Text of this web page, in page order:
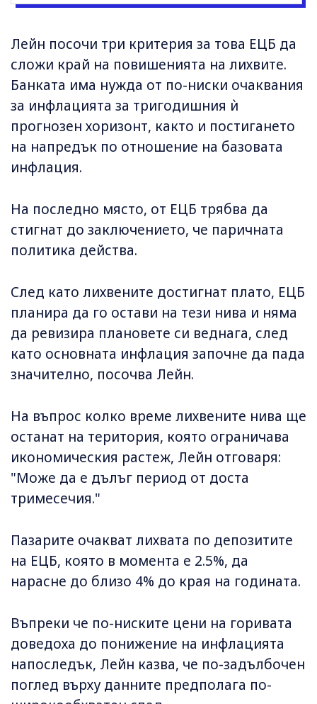
Лейн посочи три критерия за това ЕЦБ да
сложи край на повишенията на лихвите.
Банката има нужда от по-ниски очаквания
за инфлацията за тригодишния ѝ
прогнозен хоризонт, както и постигането
на напредък по отношение на базовата
инфлация.
На последно място, от ЕЦБ трябва да
стигнат до заключението, че паричната
политика действа.
След като лихвените достигнат плато, ЕЦБ
планира да го остави на тези нива и няма
да ревизира плановете си веднага, след
като основната инфлация започне да пада
значително, посочва Лейн.
На въпрос колко време лихвените нива ще
останат на територия, която ограничава
икономическия растеж, Лейн отговаря:
"Може да е дълъг период от доста
тримесечия."
Пазарите очакват лихвата по депозитите
на ЕЦБ, която в момента е 2.5%, да
нарасне до близо 4% до края на годината.
Въпреки че по-ниските цени на горивата
доведоха до понижение на инфлацията
напоследък, Лейн казва, че по-задълбочен
поглед върху данните предполага по-